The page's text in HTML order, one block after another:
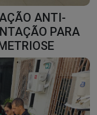
ANTI-
PARA